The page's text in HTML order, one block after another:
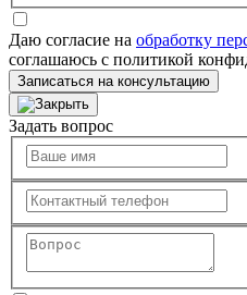
Даю согласие на обработку
соглашаюсь с политикой
Записаться на консультацию
Задать вопрос